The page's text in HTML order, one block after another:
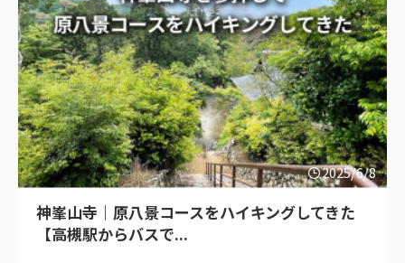
2025/6/8
神峯山寺｜原八景コースをハイキングしてきた
【高槻駅からバスで...